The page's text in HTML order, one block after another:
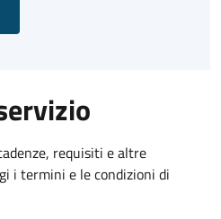
requisiti e altre
i termini e le condizioni di